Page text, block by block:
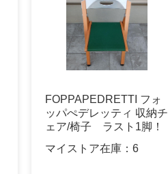
FOPPAPEDRETTI フォ
ッパぺデレッティ 収納チ
ェア/椅子 ラスト1脚！
マイストア在庫： 6